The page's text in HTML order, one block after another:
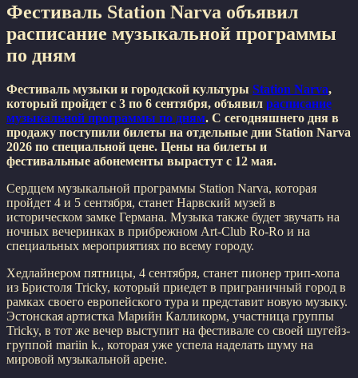
Фестиваль Station Narva объявил
расписание музыкальной программы
по дням
Фестиваль музыки и городской культуры Station Narva,
который пройдет с 3 по 6 сентября, объявил расписание
музыкальной программы по дням. С сегодняшнего дня в
продажу поступили билеты на отдельные дни Station Narva
2026 по специальной цене. Цены на билеты и
фестивальные абонементы вырастут с 12 мая.
Сердцем музыкальной программы Station Narva, которая
пройдет 4 и 5 сентября, станет Нарвский музей в
историческом замке Германа. Музыка также будет звучать на
ночных вечеринках в прибрежном Art-Club Ro-Ro и на
специальных мероприятиях по всему городу.
Хедлайнером пятницы, 4 сентября, станет пионер трип-хопа
из Бристоля Tricky, который приедет в приграничный город в
рамках своего европейского тура и представит новую музыку.
Эстонская артистка Марийн Калликорм, участница группы
Tricky, в тот же вечер выступит на фестивале со своей шугейз-
группой mariin k., которая уже успела наделать шуму на
мировой музыкальной арене.